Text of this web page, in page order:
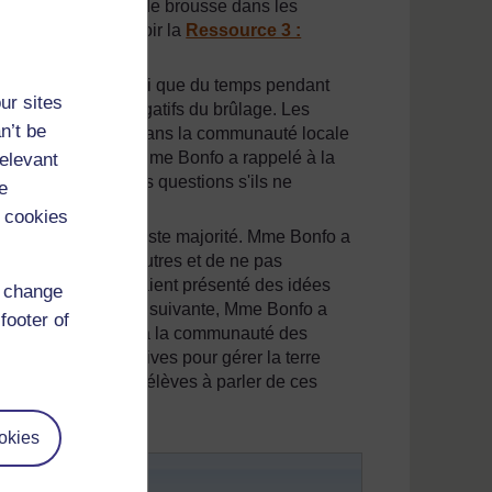
sites
be
of
le rôle des feux de brousse dans les
gérer ces feux (voir la Ressource 3 :
le débat, ainsi que du temps pendant
positifs et négatifs du brûlage. Les
pouvaient dans la communauté locale
jour du débat, Mme Bonfo a rappelé à la
de poser des questions s'ils ne
par une vaste majorité. Mme Bonfo a
de vue des autres et de ne pas
deux équipes avaient présenté des idées
cours de la leçon suivante, Mme Bonfo a
conscience à la communauté des
alternatives pour gérer la terre
et encouragé les élèves à parler de ces